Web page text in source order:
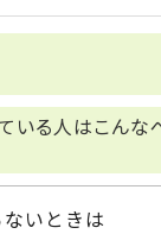
いる人はこんな
いときは